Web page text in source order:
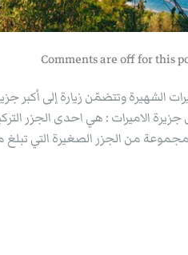
Comments are off for this
الشهيرة وتتضمّن زيارة إلى أكبر
الاميرات : هي احدى الجزر
من الجزر الصغيرة التي تبلغ